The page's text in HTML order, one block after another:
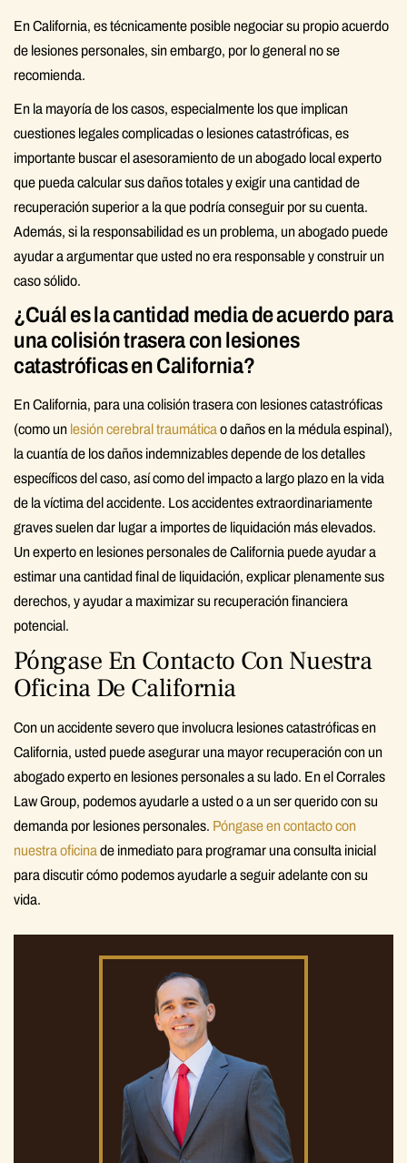
En California, es técnicamente posible negociar su propio acuerdo
de lesiones personales, sin embargo, por lo general no se
recomienda.
En la mayoría de los casos, especialmente los que implican
cuestiones legales complicadas o lesiones catastróficas, es
importante buscar el asesoramiento de un abogado local experto
que pueda calcular sus daños totales y exigir una cantidad de
recuperación superior a la que podría conseguir por su cuenta.
Además, si la responsabilidad es un problema, un abogado puede
ayudar a argumentar que usted no era responsable y construir un
caso sólido.
¿Cuál es la cantidad media de acuerdo para
una colisión trasera con lesiones
catastróficas en California?
En California, para una colisión trasera con lesiones catastróficas
(como un lesión cerebral traumática o daños en la médula espinal),
la cuantía de los daños indemnizables depende de los detalles
específicos del caso, así como del impacto a largo plazo en la vida
de la víctima del accidente. Los accidentes extraordinariamente
graves suelen dar lugar a importes de liquidación más elevados.
Un experto en lesiones personales de California puede ayudar a
estimar una cantidad final de liquidación, explicar plenamente sus
derechos, y ayudar a maximizar su recuperación financiera
potencial.
Póngase En Contacto Con Nuestra
Oficina De California
Con un accidente severo que involucra lesiones catastróficas en
California, usted puede asegurar una mayor recuperación con un
abogado experto en lesiones personales a su lado. En el Corrales
Law Group, podemos ayudarle a usted o a un ser querido con su
demanda por lesiones personales. Póngase en contacto con
nuestra oficina de inmediato para programar una consulta inicial
para discutir cómo podemos ayudarle a seguir adelante con su
vida.